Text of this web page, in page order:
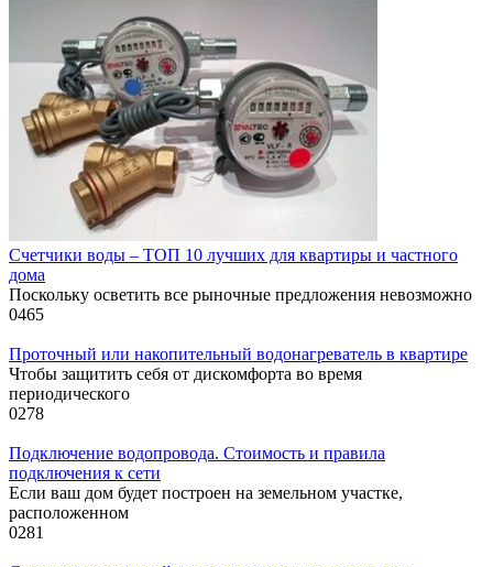
Счетчики воды – ТОП 10 лучших для квартиры и частного
дома
Поскольку осветить все рыночные предложения невозможно
0465
Проточный или накопительный водонагреватель в квартире
Чтобы защитить себя от дискомфорта во время
периодического
0278
Подключение водопровода. Стоимость и правила
подключения к сети
Если ваш дом будет построен на земельном участке,
расположенном
0281